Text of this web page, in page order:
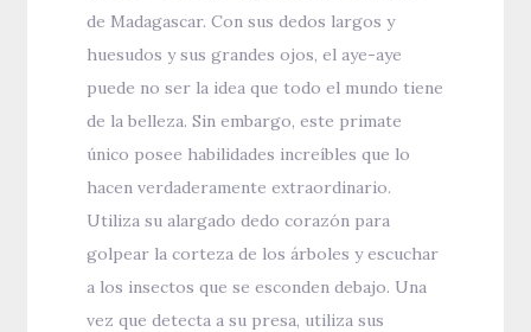
de Madagascar. Con sus dedos largos y
huesudos y sus grandes ojos, el aye-aye
puede no ser la idea que todo el mundo tiene
de la belleza. Sin embargo, este primate
único posee habilidades increíbles que lo
hacen verdaderamente extraordinario.
Utiliza su alargado dedo corazón para
golpear la corteza de los árboles y escuchar
a los insectos que se esconden debajo. Una
vez que detecta a su presa, utiliza sus